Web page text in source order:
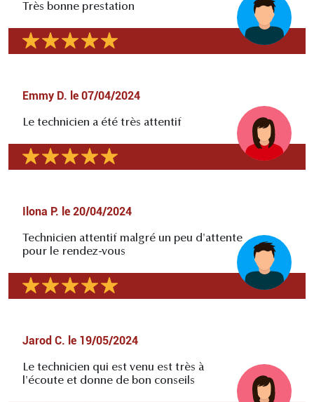
Très bonne prestation
Emmy D. le 07/04/2024
Le technicien a été très attentif
Ilona P. le 20/04/2024
Technicien attentif malgré un peu d'attente
pour le rendez-vous
Jarod C. le 19/05/2024
Le technicien qui est venu est très à
l'écoute et donne de bon conseils